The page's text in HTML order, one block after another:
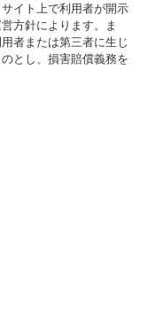
イト上で利用者が開示
方針によります。ま
者または第三者に生じ
とし、損害賠償義務を